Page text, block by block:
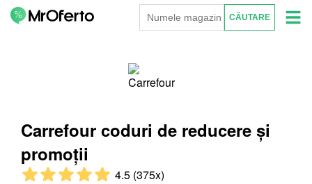
Carrefour coduri de reducere și
promoții
4.5 (375x)